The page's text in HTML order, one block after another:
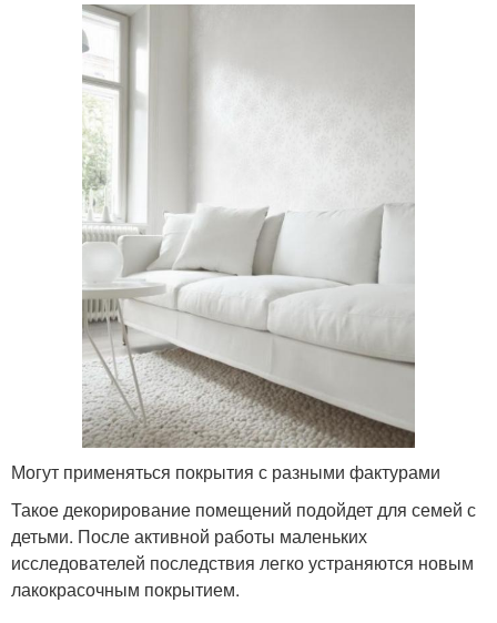
Могут применяться покрытия с разными фактурами
Такое декорирование помещений подойдет для семей с
детьми. После активной работы маленьких
исследователей последствия легко устраняются новым
лакокрасочным покрытием.